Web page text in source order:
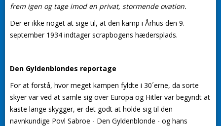
frem igen og tage imod en privat, stormende ovation.
Der er ikke noget at sige til, at den kamp i Århus den 9.
september 1934 indtager scrapbogens hædersplads.
Den Gyldenblondes reportage
For at forstå, hvor meget kampen fyldte i 30´erne, da sorte
skyer var ved at samle sig over Europa og Hitler var begyndt at
kaste lange skygger, er det godt at holde sig til den
navnkundige Povl Sabroe - Den Gyldenblonde - og hans